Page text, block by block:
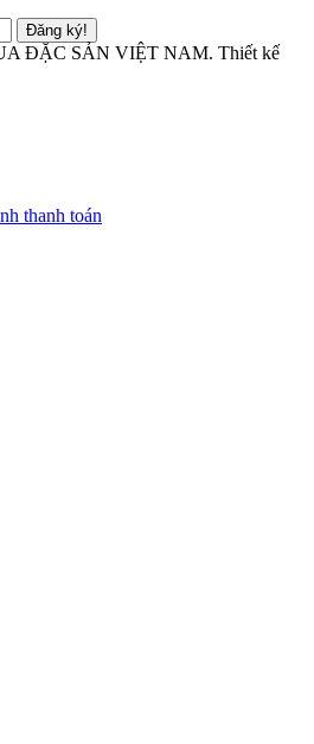
Đăng ký!
ĐẶC SẢN VIỆT NAM. Thiết kế
thanh toán